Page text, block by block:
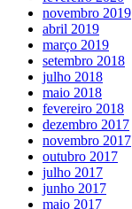
novembro 2019
abril 2019
março 2019
setembro 2018
julho 2018
maio 2018
fevereiro 2018
dezembro 2017
novembro 2017
outubro 2017
julho 2017
junho 2017
maio 2017